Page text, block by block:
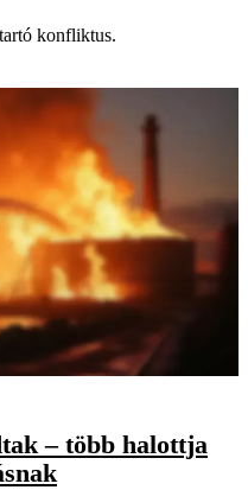
konfliktus.
– több halottja